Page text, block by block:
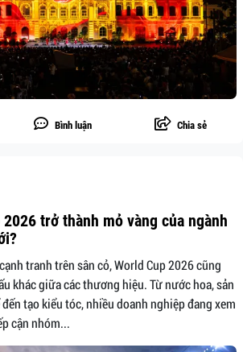
Bình luận Chia sẻ
trở thành mỏ vàng của ngành
tranh trên sân cỏ, World Cup 2026 cũng
khác giữa các thương hiệu. Từ nước hoa, sản
tạo kiểu tóc, nhiều doanh nghiệp đang xem
cận nhóm...